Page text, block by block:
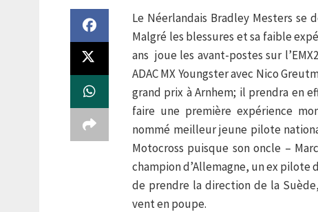
Le Néerlandais Bradley Mesters se
Malgré les blessures et sa faible
ans joue les avant-postes sur
ADAC MX Youngster avec Nico
grand prix à Arnhem; il prendra en
faire une première expérience
nommé meilleur jeune pilote
Motocross puisque son oncle –
champion d’Allemagne, un ex pilote
de prendre la direction de la
vent en poupe.